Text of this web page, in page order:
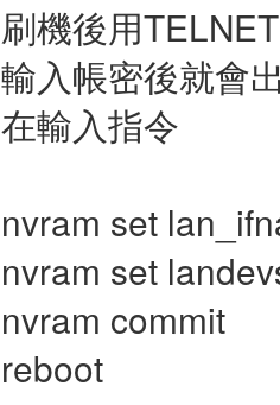
刷機後用
輸入帳密後就會
在輸入指令
nvram set
nvram set
nvram commit
reboot